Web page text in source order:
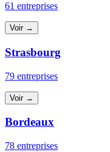
61 entreprises
Voir →
Strasbourg
79 entreprises
Voir →
Bordeaux
78 entreprises